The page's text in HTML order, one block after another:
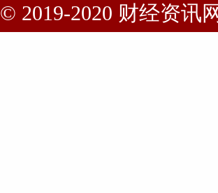
© 2019-2020 财经资讯